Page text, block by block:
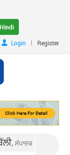
Login
| Register
ਸੰਪਾਦਕ